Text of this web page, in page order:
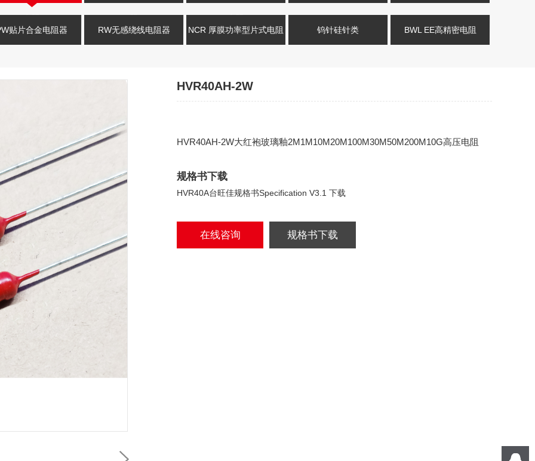
电阻 器 电阻
贴片合金电阻器 RW无感绕线电阻器 NCR 厚膜功率型片式电阻 钨针硅针类 BWL EE高精密电阻
HVR40AH-2W
HVR40AH-2W大红袍玻璃釉2M1M10M20M100M30M50M200M10G高压电阻
规格书下载
HVR40A台旺佳规格书Specification V3.1 下载
在线咨询 规格书下载